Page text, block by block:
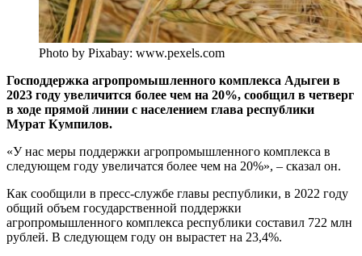
Photo by Pixabay: www.pexels.com
Господдержка агропромышленного комплекса Адыгеи в
2023 году увеличится более чем на 20%, сообщил в четверг
в ходе прямой линии с населением глава республики
Мурат Кумпилов.
«У нас меры поддержки агропромышленного комплекса в
следующем году увеличатся более чем на 20%», – сказал он.
Как сообщили в пресс-службе главы республики, в 2022 году
общий объем государственной поддержки
агропромышленного комплекса республики составил 722 млн
рублей. В следующем году он вырастет на 23,4%.